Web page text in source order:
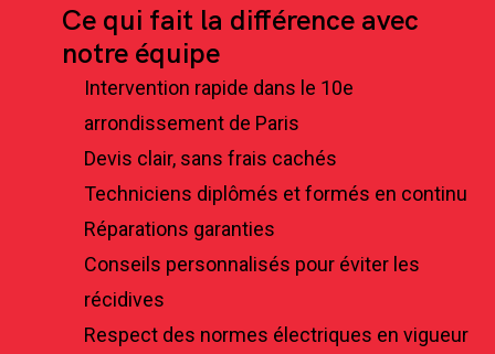
Ce qui fait la différence avec
notre équipe
Intervention rapide dans le 10e
arrondissement de Paris
Devis clair, sans frais cachés
Techniciens diplômés et formés en continu
Réparations garanties
Conseils personnalisés pour éviter les
récidives
Respect des normes électriques en vigueur